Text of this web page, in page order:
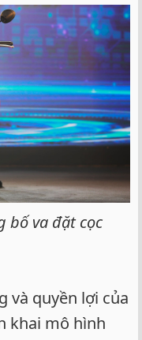
bố va đặt cọc
và quyền lợi của
khai mô hình